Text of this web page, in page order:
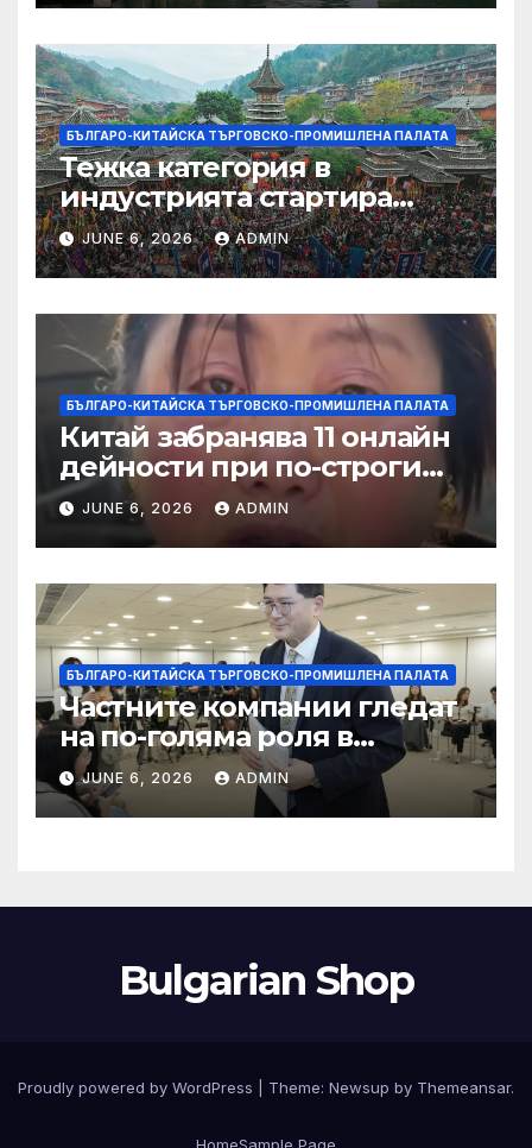
БЪЛГАРО-КИТАЙСКА ТЪРГОВСКО-ПРОМИШЛЕНА ПАЛАТА
Тежка категория в
индустрията стартира
алианс за космическа
слънчева енергия
JUNE 6, 2026 ADMIN
БЪЛГАРО-КИТАЙСКА ТЪРГОВСКО-ПРОМИШЛЕНА ПАЛАТА
Китай забранява 11 онлайн
дейности при по-строги
правила за ограничаване на
слуховете и
кибернасилниците
JUNE 6, 2026 ADMIN
БЪЛГАРО-КИТАЙСКА ТЪРГОВСКО-ПРОМИШЛЕНА ПАЛАТА
Частните компании гледат
на по-голяма роля в
стратегическата
енергетика
JUNE 6, 2026 ADMIN
Bulgarian Shop
Proudly powered by WordPress Theme: Newsup by Themeansar.